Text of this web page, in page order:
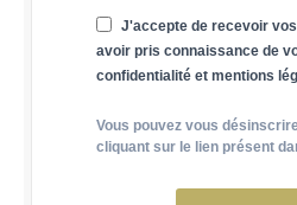
J'accepte de recevoir
avoir pris connaissance de
confidentialité et mentions
Vous pouvez vous
cliquant sur le lien présent